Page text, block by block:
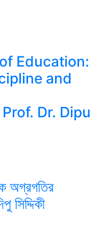
Education:
and
Dr. Dipu
অগ্রগতির
সিদ্দিকী